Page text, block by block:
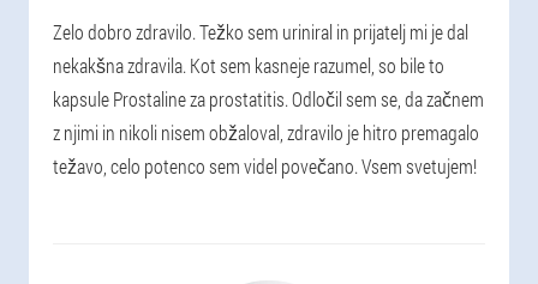
Zelo dobro zdravilo. Težko sem uriniral in prijatelj mi je dal
nekakšna zdravila. Kot sem kasneje razumel, so bile to
kapsule Prostaline za prostatitis. Odločil sem se, da začnem
z njimi in nikoli nisem obžaloval, zdravilo je hitro premagalo
težavo, celo potenco sem videl povečano. Vsem svetujem!